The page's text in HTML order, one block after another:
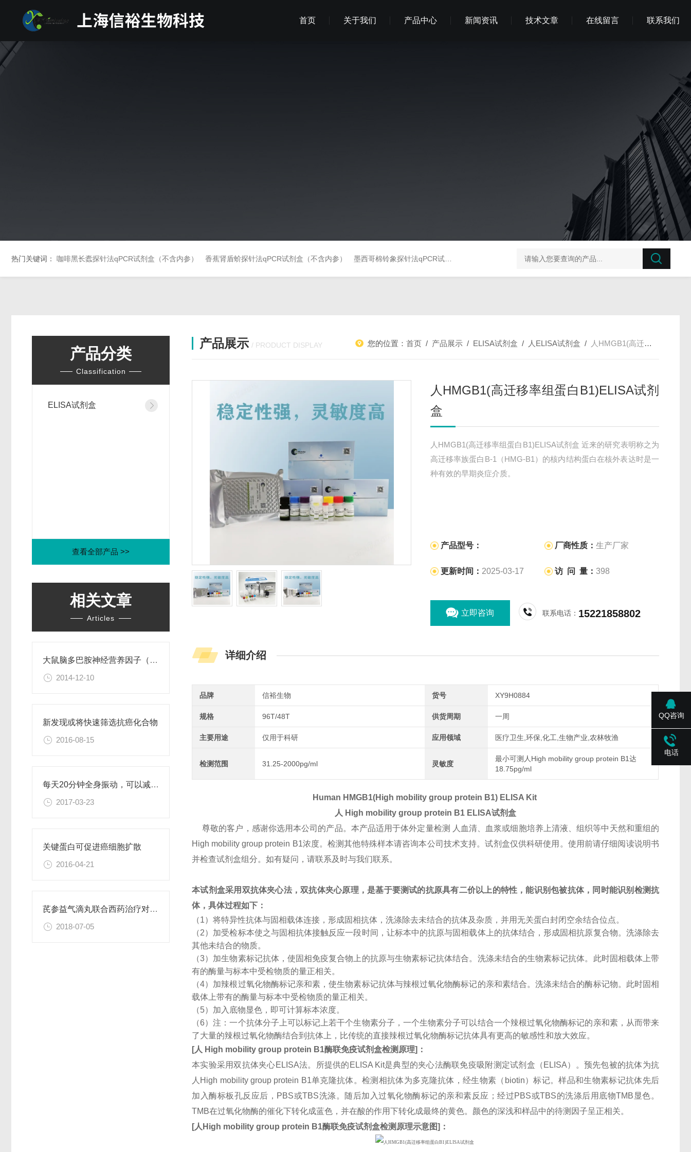
首页 关于我们 产品中心 新闻资讯 技术文章 在线留言 联系我们
热门关键词： 咖啡黑长蠹探针法qPCR试剂盒（不含内参） 香蕉肾盾蚧探针法qPCR试剂盒（不含内参） 墨西哥棉铃象探针法qPCR试剂盒（不含内参） 榛子东部枯萎病菌探针法qPCR试剂盒不含内参
产品分类
Classification
ELISA试剂盒
查看全部产品 >>
相关文章
Articles
大鼠脑多巴胺神经营养因子（CDNF）ELISA试剂盒
2014-12-10
新发现或将快速筛选抗癌化合物
2016-08-15
每天20分钟全身振动，可以减肥、对抗糖尿病
2017-03-23
关键蛋白可促进癌细胞扩散
2016-04-21
芪参益气滴丸联合西药治疗对稳定型心绞痛患者血清抵抗素水平的影响
2018-07-05
产品展示 / PRODUCT DISPLAY 您的位置：首页 / 产品展示 / ELISA试剂盒 / 人ELISA试剂盒 / 人HMGB1(高迁移率组蛋白B1)ELISA试剂盒
人HMGB1(高迁移率组蛋白B1)ELISA试剂
盒
人HMGB1(高迁移率组蛋白B1)ELISA试剂盒 近来的研究表明称之为
高迁移率族蛋白B-1（HMG-B1）的核内结构蛋白在核外表达时是一
种有效的早期炎症介质。
产品型号： 厂商性质：生产厂家
更新时间： 2025-03-17 访 问 量：398
立即咨询 联系电话： 15221858802
详细介绍
品牌 信裕生物 货号 XY9H0884
规格 96T/48T 供货周期 一周
主要用途 仅用于科研 应用领域 医疗卫生,环保,化工,生物产业,农林牧渔
检测范围 31.25-2000pg/ml 灵敏度
最小可测人High mobility group protein B1达
18.75pg/ml
Human HMGB1(High mobility group protein B1) ELISA Kit
人 High mobility group protein B1 ELISA试剂盒
尊敬的客户，感谢你选用本公司的产品。本产品适用于体外定量检测 人血清、血浆或细胞培养上清液、组织等中天然和重组的
High mobility group protein B1浓度。检测其他特殊样本请咨询本公司技术支持。试剂盒仅供科研使用。使用前请仔细阅读说明书
并检查试剂盒组分。如有疑问，请联系及时与我们联系。
本试剂盒采用双抗体夹心法，双抗体夹心原理，是基于要测试的抗原具有二价以上的特性，能识别包被抗体，同时能识别检测抗
体，具体过程如下：
（1）将特异性抗体与固相载体连接，形成固相抗体，洗涤除去未结合的抗体及杂质，并用无关蛋白封闭空余结合位点。
（2）加受检标本使之与固相抗体接触反应一段时间，让标本中的抗原与固相载体上的抗体结合，形成固相抗原复合物。洗涤除去
其他未结合的物质。
（3）加生物素标记抗体，使固相免疫复合物上的抗原与生物素标记抗体结合。洗涤未结合的生物素标记抗体。此时固相载体上带
有的酶量与标本中受检物质的量正相关。
（4）加辣根过氧化物酶标记亲和素，使生物素标记抗体与辣根过氧化物酶标记的亲和素结合。洗涤未结合的酶标记物。此时固相
载体上带有的酶量与标本中受检物质的量正相关。
（5）加入底物显色，即可计算标本浓度。
（6）注：一个抗体分子上可以标记上若干个生物素分子，一个生物素分子可以结合一个辣根过氧化物酶标记的亲和素，从而带来
了大量的辣根过氧化物酶结合到抗体上，比传统的直接辣根过氧化物酶标记抗体具有更高的敏感性和放大效应。
[人 High mobility group protein B1酶联免疫试剂盒检测原理] ：
本实验采用双抗体夹心ELISA法。所提供的ELISA Kit是典型的夹心法酶联免疫吸附测定试剂盒（ELISA）。预先包被的抗体为抗
人High mobility group protein B1单克隆抗体。检测相抗体为多克隆抗体，经生物素（biotin）标记。样品和生物素标记抗体先后
加入酶标板孔反应后，PBS或TBS洗涤。随后加入过氧化物酶标记的亲和素反应；经过PBS或TBS的洗涤后用底物TMB显色。
TMB在过氧化物酶的催化下转化成蓝色，并在酸的作用下转化成最终的黄色。颜色的深浅和样品中的待测因子呈正相关。
[人 High mobility group protein B1酶联免疫试剂盒检测原理示意图] ：
QQ咨询
电话